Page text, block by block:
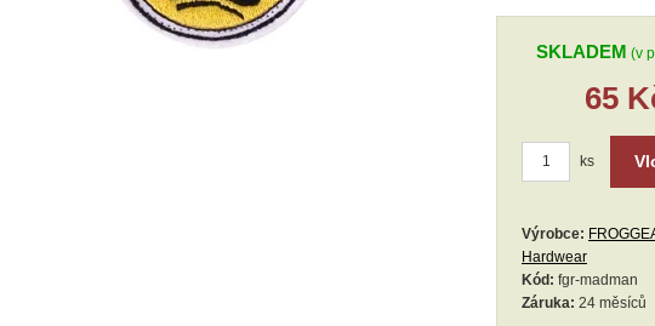
SKLADEM (v
65
ks
Výrobce:
Hardwear
Kód: fgr-madman
Záruka: 24 měsíců